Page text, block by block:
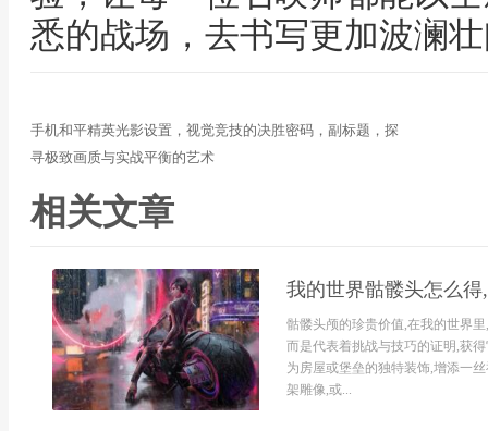
悉的战场，去书写更加波澜
手机和平精英光影设置，视觉竞技的决胜密码，副标题，探
寻极致画质与实战平衡的艺术
相关文章
我的世界骷髅头怎么
骷髅头颅的珍贵价值,在我的世界
而是代表着挑战与技巧的证明,获
为房屋或堡垒的独特装饰,增添一
架雕像,或...